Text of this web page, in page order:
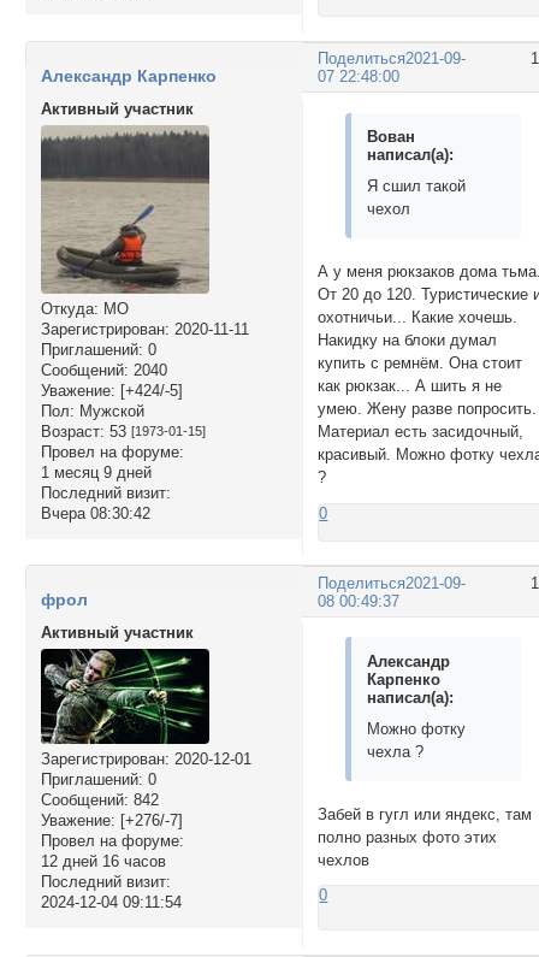
Поделиться2021-09-
07 22:48:00
Александр Карпенко
Активный участник
Откуда: МО
Зарегистрирован: 2020-11-11
Приглашений: 0
Сообщений: 2040
Уважение: [+424/-5]
Пол: Мужской
Возраст: 53 [1973-01-15]
Провел на форуме:
1 месяц 9 дней
Последний визит:
Вчера 08:30:42
Вован
написал(а):
Я сшил такой
чехол
А у меня рюкзаков дома
От 20 до 120. Туристические
охотничьи... Какие хочешь.
Накидку на блоки думал
купить с ремнём. Она стоит
как рюкзак... А шить я не
умею. Жену разве попросить.
Материал есть засидочный,
красивый. Можно фотку
?
0
Поделиться2021-09-
08 00:49:37
фрол
Активный участник
Зарегистрирован: 2020-12-01
Приглашений: 0
Сообщений: 842
Уважение: [+276/-7]
Провел на форуме:
12 дней 16 часов
Последний визит:
2024-12-04 09:11:54
Александр
Карпенко
написал(а):
Можно фотку
чехла ?
Забей в гугл или яндекс, там
полно разных фото этих
чехлов
0